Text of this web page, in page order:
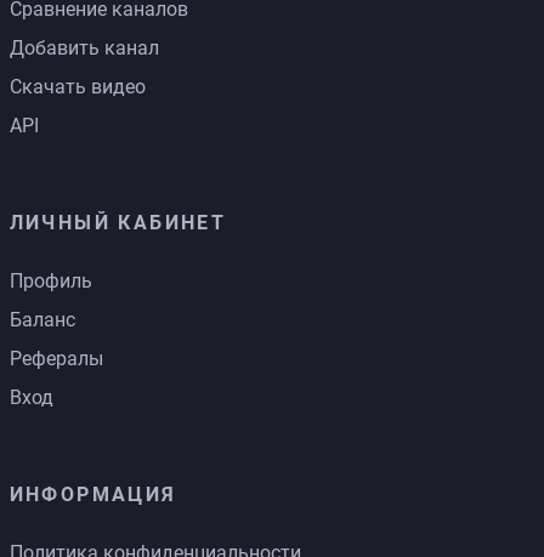
Сравнение каналов
Добавить канал
Скачать видео
API
ЛИЧНЫЙ КАБИНЕТ
Профиль
Баланс
Рефералы
Вход
ИНФОРМАЦИЯ